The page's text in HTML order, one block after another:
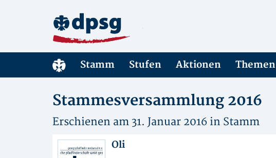
Stamm Stufen Aktionen Themen
Stammesversammlung 2016
Erschienen am 31. Januar 2016 in Stamm
Oli